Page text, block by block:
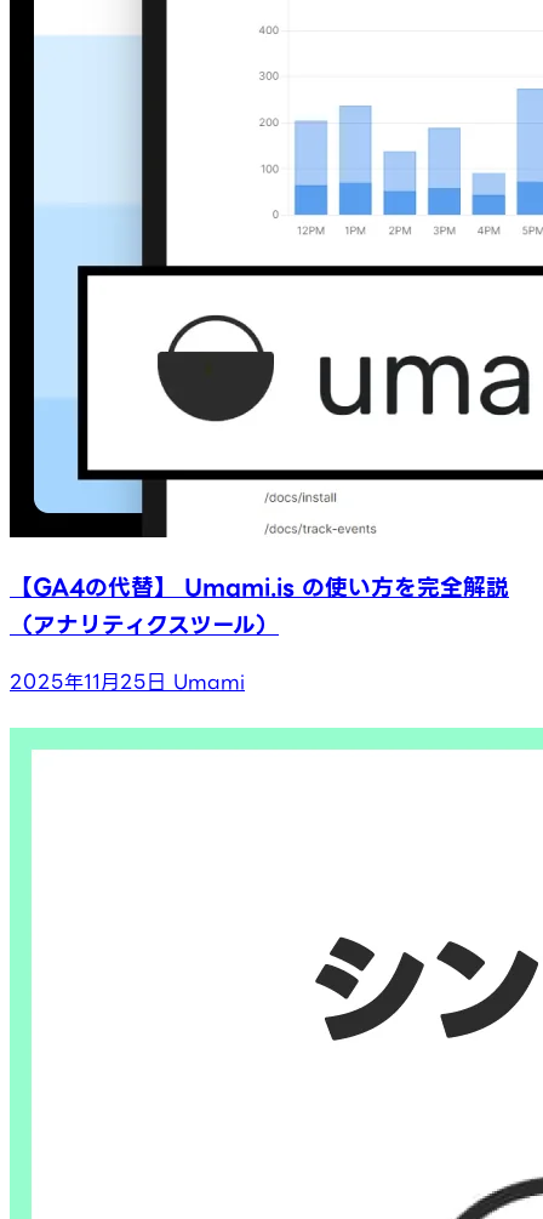
【GA4の代替】 Umami.is の使い方を完全解説
（アナリティクスツール）
2025年11月25日 Umami